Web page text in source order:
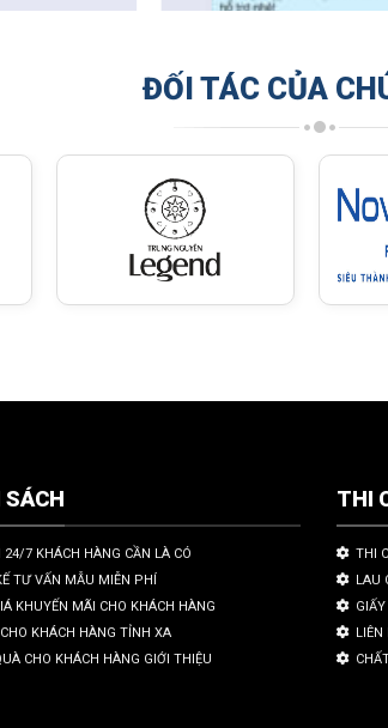
ĐỐI TÁC CỦA
SÁCH
24/7 KHÁCH HÀNG CẦN LÀ CÓ
TƯ VẤN MẪU MIỄN PHÍ
KHUYẾN MÃI CHO KHÁCH HÀNG
KHÁCH HÀNG TỈNH XA
CHO KHÁCH HÀNG GIỚI THIỆU
THI
THI
LAU